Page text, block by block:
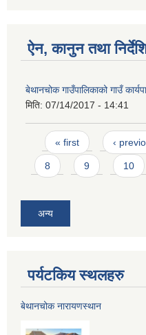
ऐन, कानुन तथा
बेथानचोक गाउँपालिकाको गाउँ
मिति: 07/14/2017 - 14:41
Pages
« first ‹
8 9 10
अन्य
पर्यटकिय स्थलहरु
बेथानचोक नारायणस्थान